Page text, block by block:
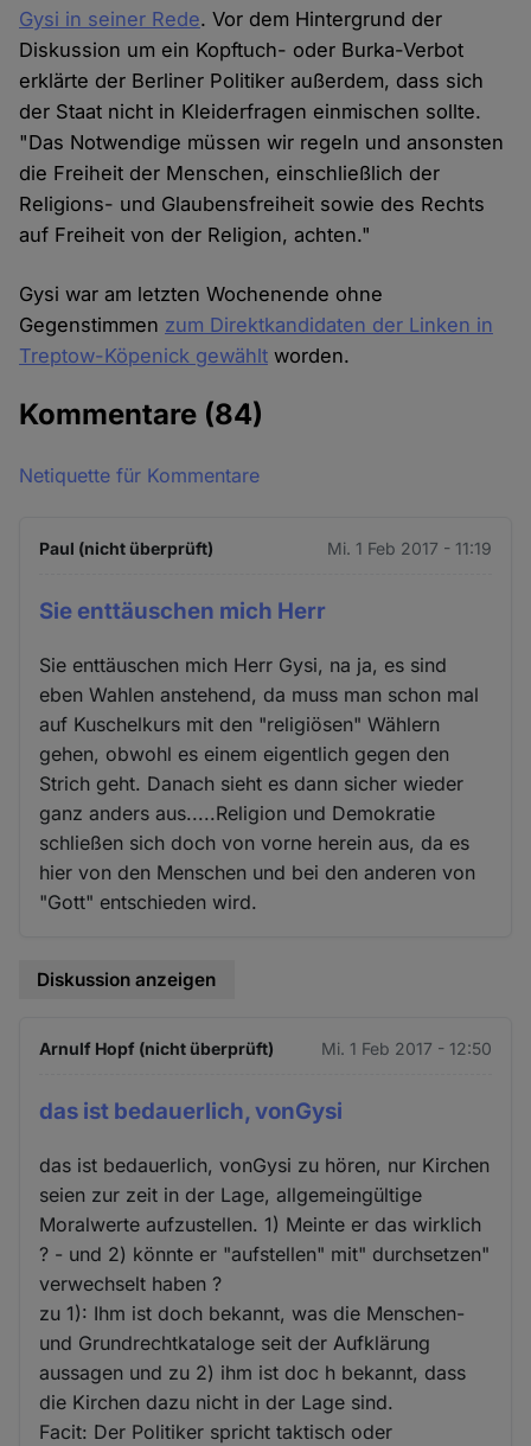
Gysi in seiner Rede. Vor dem Hintergrund der
Diskussion um ein Kopftuch- oder Burka-Verbot
erklärte der Berliner Politiker außerdem, dass sich
der Staat nicht in Kleiderfragen einmischen sollte.
"Das Notwendige müssen wir regeln und ansonsten
die Freiheit der Menschen, einschließlich der
Religions- und Glaubensfreiheit sowie des Rechts
auf Freiheit von der Religion, achten."
Gysi war am letzten Wochenende ohne
Gegenstimmen zum Direktkandidaten der Linken in
Treptow-Köpenick gewählt worden.
Kommentare (84)
Netiquette für Kommentare
Paul (nicht überprüft) Mi. 1 Feb 2017 - 11:19
Sie enttäuschen mich Herr
Sie enttäuschen mich Herr Gysi, na ja, es sind
eben Wahlen anstehend, da muss man schon mal
auf Kuschelkurs mit den "religiösen" Wählern
gehen, obwohl es einem eigentlich gegen den
Strich geht. Danach sieht es dann sicher wieder
ganz anders aus.....Religion und Demokratie
schließen sich doch von vorne herein aus, da es
hier von den Menschen und bei den anderen von
"Gott" entschieden wird.
Diskussion anzeigen
Arnulf Hopf (nicht überprüft) Mi. 1 Feb 2017 - 12:50
das ist bedauerlich, vonGysi
das ist bedauerlich, vonGysi zu hören, nur Kirchen
seien zur zeit in der Lage, allgemeingültige
Moralwerte aufzustellen. 1) Meinte er das wirklich
? - und 2) könnte er "aufstellen" mit" durchsetzen"
verwechselt haben ?
zu 1): Ihm ist doch bekannt, was die Menschen-
und Grundrechtkataloge seit der Aufklärung
aussagen und zu 2) ihm ist doc h bekannt, dass
die Kirchen dazu nicht in der Lage sind.
Facit: Der Politiker spricht taktisch oder